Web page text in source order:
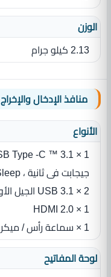
الوزن
2.13 كيلو جرام
منافذ الإدخال والإخراج
الأنواع
جيجابت فى ثانية ، DisplayPort 1.2 ، HP Sleep و الشحن )
2 × USB 3.1 الجيل الأول (1 HP Sleep و الشحن)
1 × HDMI 2.0
1 × سماعة رأس / ميكروفون كومبو جاك
لوحة المفاتيح